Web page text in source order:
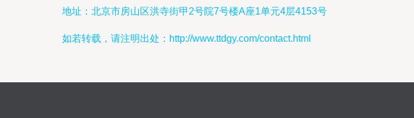
地址：北京市房山区洪寺街甲2号院7号楼A座1单元4层4153号
如若转载，请注明出处：http://www.ttdgy.com/contact.html